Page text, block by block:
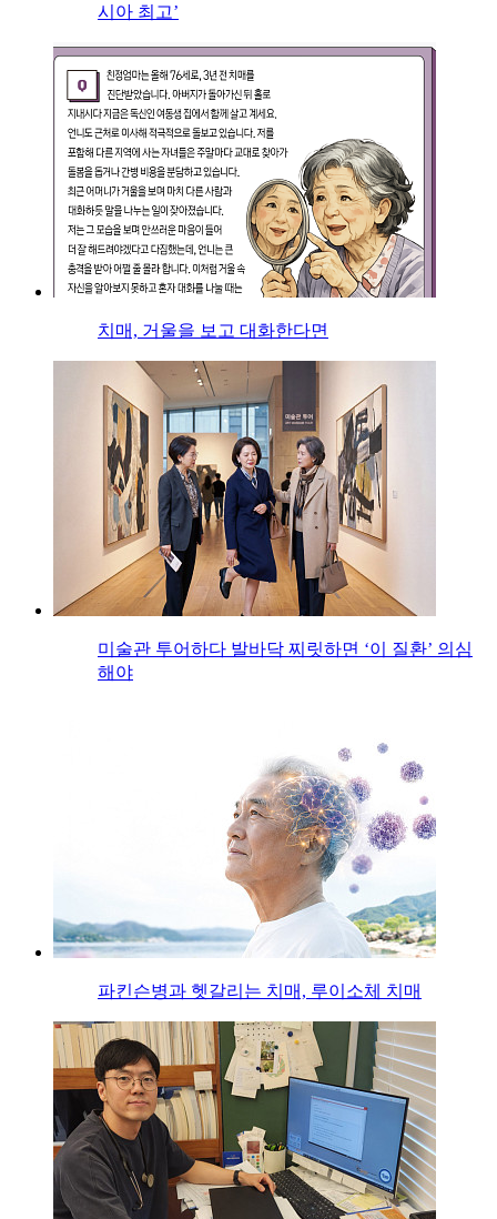
시아 최고’
치매, 거울을 보고 대화한다면
미술관 투어하다 발바닥 찌릿하면 ‘이 질환’ 의심
해야
파킨슨병과 헷갈리는 치매, 루이소체 치매